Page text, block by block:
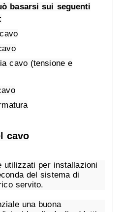
basarsi sui seguenti
cavo (tensione e
cavo
utilizzati per installazioni
del sistema di
servito.
una buona